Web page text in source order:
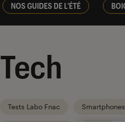
NOS GUIDES DE L'ÉTÉ
Tech
Tests Labo Fnac Smartphones